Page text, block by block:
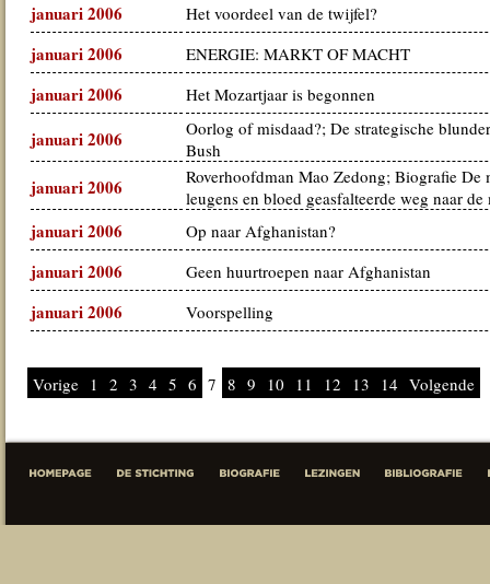
januari 2006 Het voordeel van de twijfel?
januari 2006 ENERGIE: MARKT OF MACHT
januari 2006 Het Mozartjaar is begonnen
januari 2006
Oorlog of misdaad?; De strategische
Bush
januari 2006
Roverhoofdman Mao Zedong; Biografie De
leugens en bloed geasfalteerde weg naar de
januari 2006 Op naar Afghanistan?
januari 2006 Geen huurtroepen naar Afghanistan
januari 2006 Voorspelling
Vorige 1 2 3 4 5 6 7 8 9 10 11 12 13 14 Volgende